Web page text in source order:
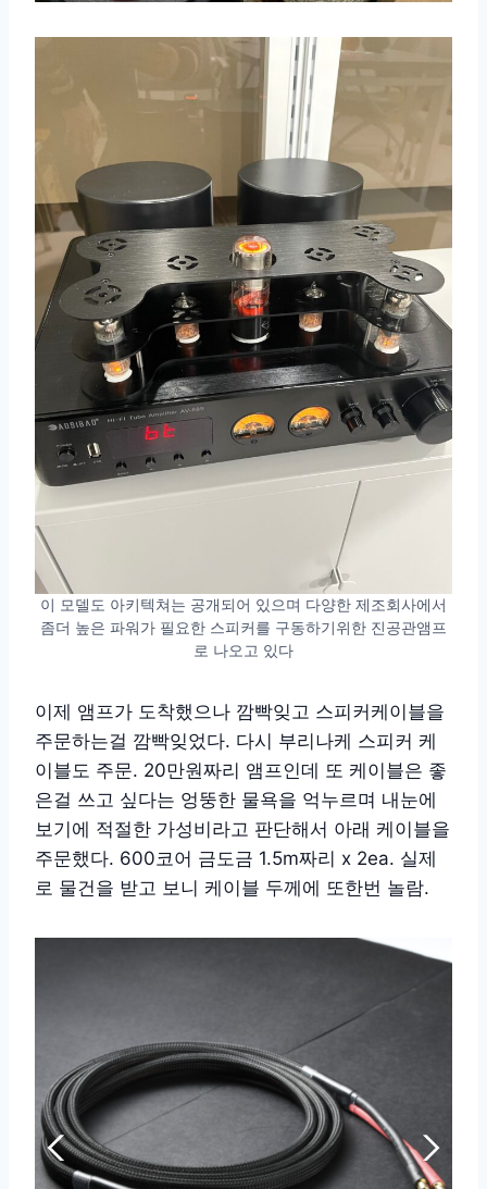
이 모델도 아키텍쳐는 공개되어 있으며 다양한 제조회사에서
좀더 높은 파워가 필요한 스피커를 구동하기위한 진공관앰프
로 나오고 있다
이제 앰프가 도착했으나 깜빡잊고 스피커케이블을
주문하는걸 깜빡잊었다. 다시 부리나케 스피커 케
이블도 주문. 20만원짜리 앰프인데 또 케이블은 좋
은걸 쓰고 싶다는 엉뚱한 물욕을 억누르며 내눈에
보기에 적절한 가성비라고 판단해서 아래 케이블을
주문했다. 600코어 금도금 1.5m짜리 x 2ea. 실제
로 물건을 받고 보니 케이블 두께에 또한번 놀람.